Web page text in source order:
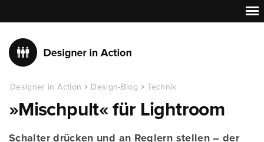
Designer in Action Design-Blog Technik
»Mischpult« für Lightroom
Schalter drücken und an Reglern stellen – der